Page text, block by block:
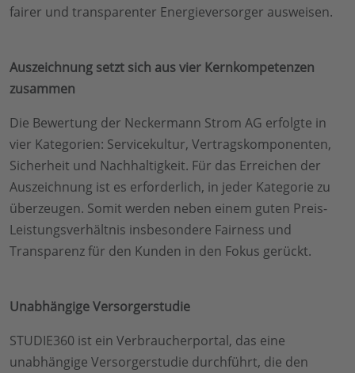
fairer und transparenter Energieversorger ausweisen.
Auszeichnung setzt sich aus vier Kernkompetenzen
zusammen
Die Bewertung der Neckermann Strom AG erfolgte in
vier Kategorien: Servicekultur, Vertragskomponenten,
Sicherheit und Nachhaltigkeit. Für das Erreichen der
Auszeichnung ist es erforderlich, in jeder Kategorie zu
überzeugen. Somit werden neben einem guten Preis-
Leistungsverhältnis insbesondere Fairness und
Transparenz für den Kunden in den Fokus gerückt.
Unabhängige Versorgerstudie
STUDIE360 ist ein Verbraucherportal, das eine
unabhängige Versorgerstudie durchführt, die den